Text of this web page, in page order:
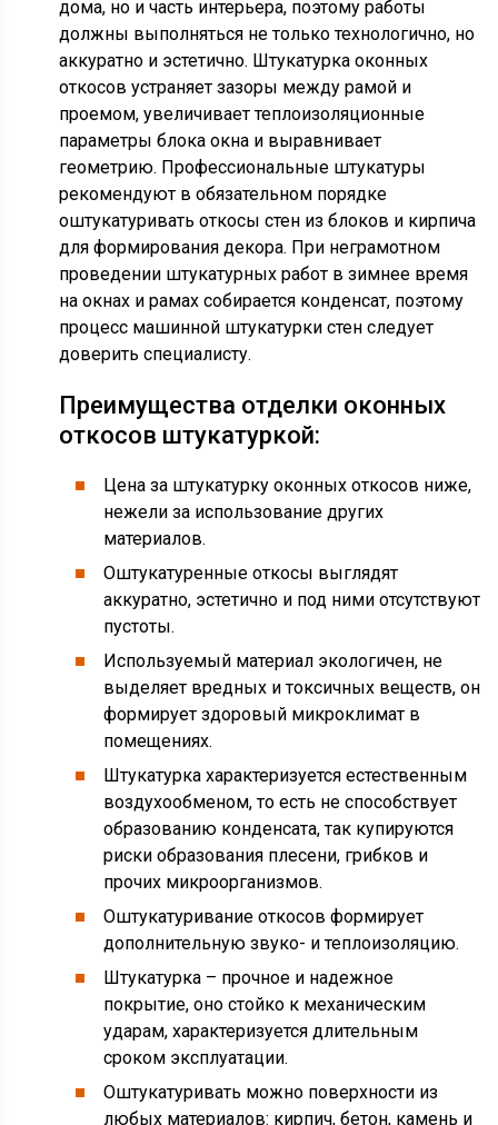
дома, но и часть интерьера, поэтому работы
должны выполняться не только технологично, но
аккуратно и эстетично. Штукатурка оконных
откосов устраняет зазоры между рамой и
проемом, увеличивает теплоизоляционные
параметры блока окна и выравнивает
геометрию. Профессиональные штукатуры
рекомендуют в обязательном порядке
оштукатуривать откосы стен из блоков и кирпича
для формирования декора. При неграмотном
проведении штукатурных работ в зимнее время
на окнах и рамах собирается конденсат, поэтому
процесс машинной штукатурки стен следует
доверить специалисту.
Преимущества отделки оконных
откосов штукатуркой:
Цена за штукатурку оконных откосов ниже,
нежели за использование других
материалов.
Оштукатуренные откосы выглядят
аккуратно, эстетично и под ними отсутствуют
пустоты.
Используемый материал экологичен, не
выделяет вредных и токсичных веществ, он
формирует здоровый микроклимат в
помещениях.
Штукатурка характеризуется естественным
воздухообменом, то есть не способствует
образованию конденсата, так купируются
риски образования плесени, грибков и
прочих микроорганизмов.
Оштукатуривание откосов формирует
дополнительную звуко- и теплоизоляцию.
Штукатурка – прочное и надежное
покрытие, оно стойко к механическим
ударам, характеризуется длительным
сроком эксплуатации.
Оштукатуривать можно поверхности из
любых материалов: кирпич, бетон, камень и